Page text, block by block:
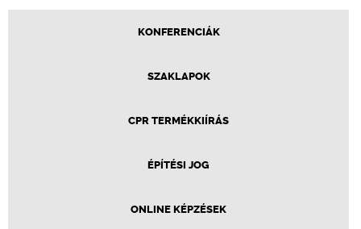
KONFERENCIÁK
SZAKLAPOK
CPR TERMÉKKIÍRÁS
ÉPÍTÉSI JOG
ONLINE KÉPZÉSEK